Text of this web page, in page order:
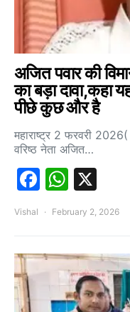
अजित पवार की
का बड़ा दावा,कहा
पीछे कुछ और है
महाराष्ट्र 2 फरवरी 2026(
वरिष्ठ नेता अजित…
Vishal February 2, 2026